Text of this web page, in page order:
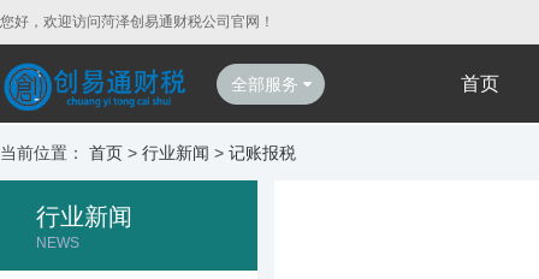
您好，欢迎访问菏泽创易通财税公司官网！
全部服务 首页
当前位置： 首页 > 行业新闻 > 记账报税
行业新闻
NEWS